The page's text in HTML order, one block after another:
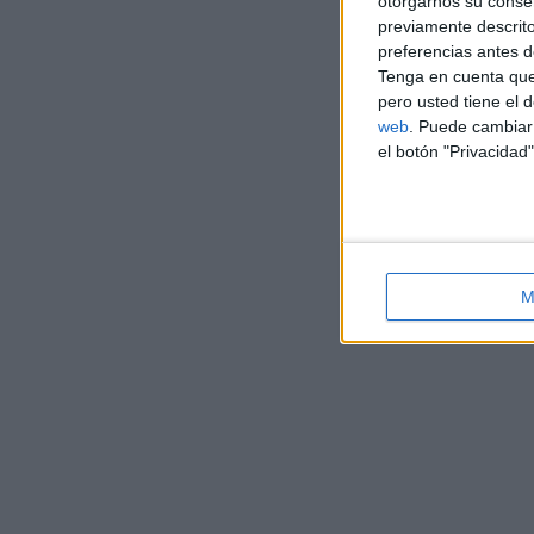
previamente
preferencias antes
Tenga en cuenta
pero usted tiene el
web . Puede
el botón